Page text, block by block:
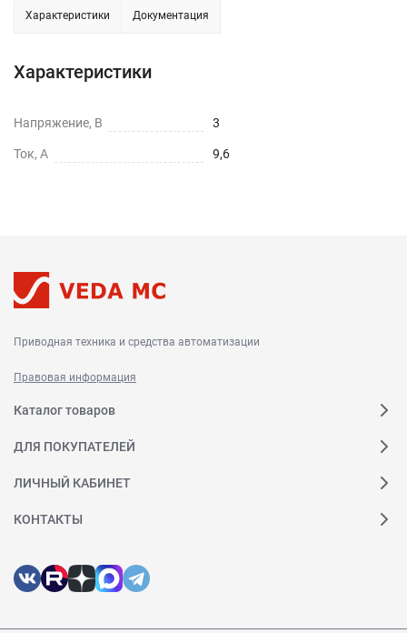
Характеристики Документация
Характеристики
Напряжение, В 3
Ток, А 9,6
Приводная техника и средства автоматизации
Правовая информация
Каталог товаров
ДЛЯ ПОКУПАТЕЛЕЙ
ЛИЧНЫЙ КАБИНЕТ
КОНТАКТЫ